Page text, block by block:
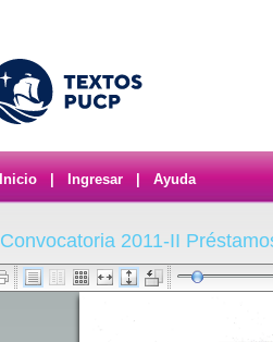
Inicio Ingresar Ayuda
Convocatoria 2011-II